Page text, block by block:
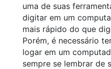
uma de suas
digitar em um
mais rápido do que
Porém, é necessário
logar em um
sempre se lembrar de